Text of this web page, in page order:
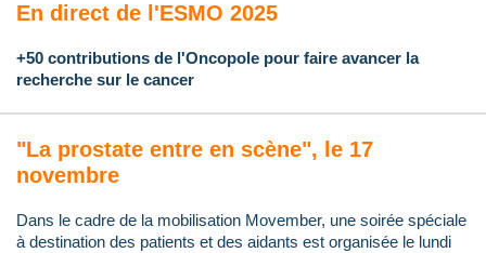
En direct de l'ESMO 2025
+50 contributions de l'Oncopole pour faire avancer la
recherche sur le cancer
"La prostate entre en scène", le 17
novembre
Dans le cadre de la mobilisation Movember, une soirée spéciale
à destination des patients et des aidants est organisée le lundi